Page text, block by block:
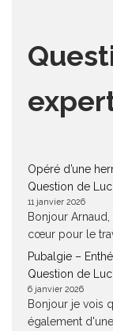
Opéré d’une
Question de Luc
11 janvier 2026
Bonjour
cœur pour le
Pubalgie –
Question de Luc
6 janvier 2026
Bonjour je vois
également